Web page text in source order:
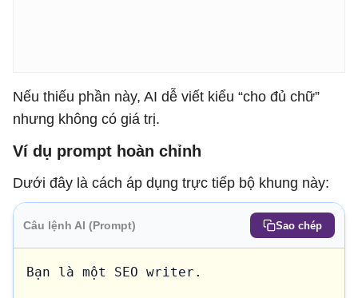
Nếu thiếu phần này, AI dễ viết kiểu “cho đủ chữ”
nhưng không có giá trị.
Ví dụ prompt hoàn chỉnh
Dưới đây là cách áp dụng trực tiếp bộ khung này:
Câu lệnh AI (Prompt) Sao chép
Bạn là một SEO writer.